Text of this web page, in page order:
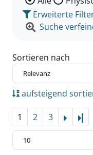
Erweiterte
Suche
Sortieren nach
aufsteigend
1 2 3